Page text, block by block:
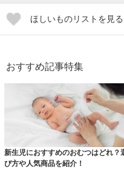
ほしいものリストを見る
おすすめ記事特集
新生児におすすめのおむつはどれ？
び方や人気商品を紹介！